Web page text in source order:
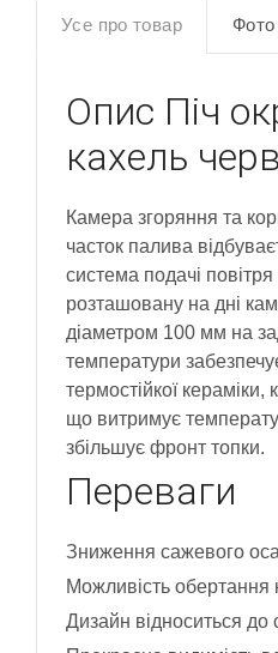
Усе про товар Фото
Опис Піч
кахель
Камера згоряння та
часток палива
система подачі
розташовану на дні
діаметром 100 мм на
температури
термостійкої
що витримує
збільшує фронт топки.
Переваги
Зниження сажевого
Можливість обертання
Дизайн відноситься